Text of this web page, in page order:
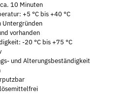
10 Minuten
+5 °C bis +40 °C
Untergründen
vorhanden
-20 °C bis +75 °C
und Alterungsbeständigkeit